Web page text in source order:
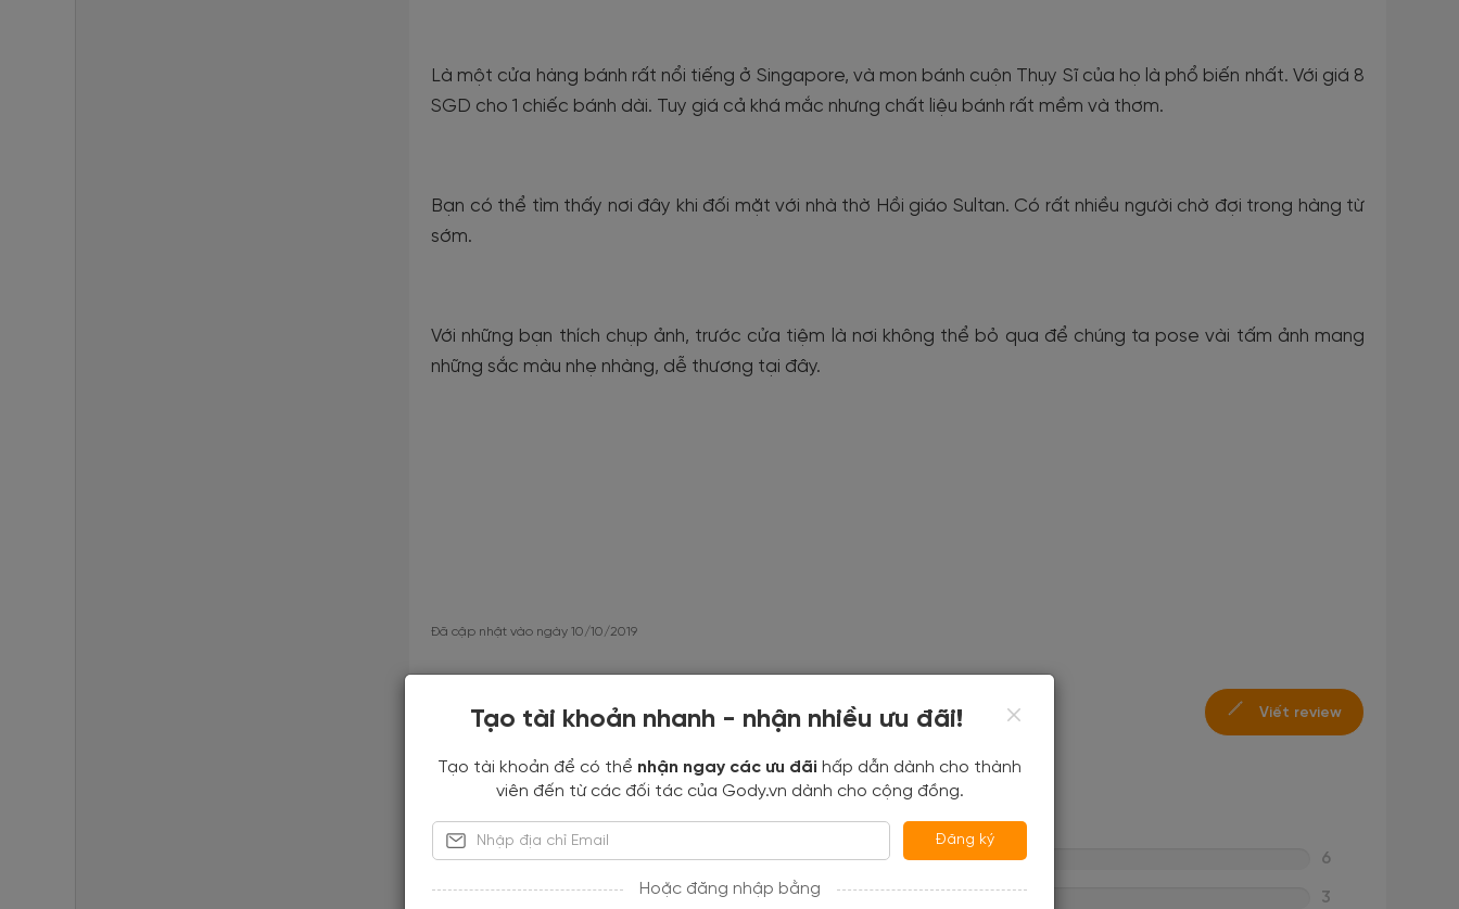
Là một cửa hàng bánh rất nổi tiếng ở Singapore, và mon bánh cuộn Thụy Sĩ của họ là phổ biến nhất. Với giá 8
SGD cho 1 chiếc bánh dài. Tuy giá cả khá mắc nhưng chất liệu bánh rất mềm và thơm.
Bạn có thể tìm thấy nơi đây khi đối mặt với nhà thờ Hồi giáo Sultan. Có rất nhiều người chờ đợi trong hàng từ
sớm.
Với những bạn thích chụp ảnh, trước cửa tiệm là nơi không thể bỏ qua để chúng ta pose vài tấm ảnh mang
những sắc màu nhẹ nhàng, dễ thương tại đây.
Đã cập nhật vào ngày 10/10/2019
Reviews Viết review
4.67
5 66.67% 6
33.33% 3
Tạo tài khoản nhanh - nhận nhiều ưu đãi!
Tạo tài khoản để có thể nhận ngay các ưu đãi hấp dẫn dành cho thành
viên đến từ các đối tác của Gody.vn dành cho cộng đồng.
Đăng ký
Hoặc đăng nhập bằng